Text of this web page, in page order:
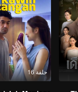
حلقة 16